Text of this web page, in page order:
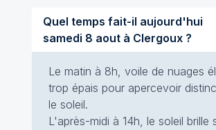
Quel temps fait-il aujourd'hui
samedi 8 aout à Clergoux ?
Le matin à 8h, voile de nuages
trop épais pour apercevoir
le soleil.
L'après-midi à 14h, le soleil brille